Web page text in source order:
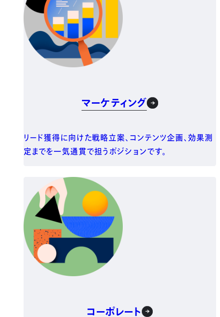
マーケティング
リード獲得に向けた戦略立案、コンテンツ企画、効果測
定までを一気通貫で担うポジションです。
コーポレート